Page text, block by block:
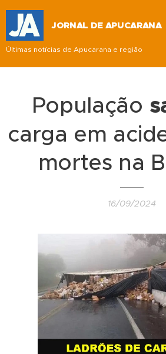
JORNAL DE APUCARANA
Últimas notícias de Apucarana e região
População
carga em
mortes na
16/09/2024